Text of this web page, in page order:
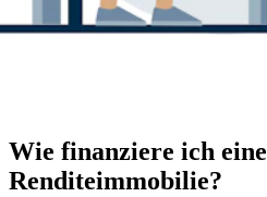
Wie finanziere ich eine
Renditeimmobilie?